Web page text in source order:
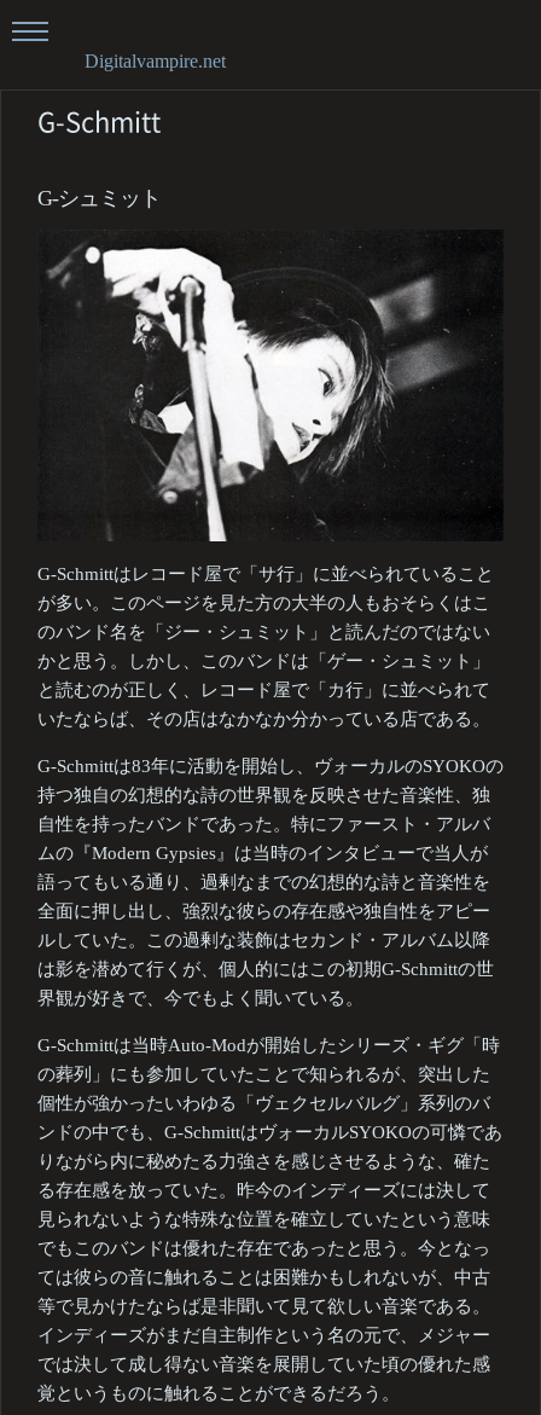
Digitalvampire.net
G-Schmitt
G-シュミット
G-Schmittはレコード屋で「サ行」に並べられていること
が多い。このページを見た方の大半の人もおそらくはこ
のバンド名を「ジー・シュミット」と読んだのではない
かと思う。しかし、このバンドは「ゲー・シュミット」
と読むのが正しく、レコード屋で「カ行」に並べられて
いたならば、その店はなかなか分かっている店である。
G-Schmittは83年に活動を開始し、ヴォーカルのSYOKOの
持つ独自の幻想的な詩の世界観を反映させた音楽性、独
自性を持ったバンドであった。特にファースト・アルバ
ムの『Modern Gypsies』は当時のインタビューで当人が
語ってもいる通り、過剰なまでの幻想的な詩と音楽性を
全面に押し出し、強烈な彼らの存在感や独自性をアピー
ルしていた。この過剰な装飾はセカンド・アルバム以降
は影を潜めて行くが、個人的にはこの初期G-Schmittの世
界観が好きで、今でもよく聞いている。
G-Schmittは当時Auto-Modが開始したシリーズ・ギグ「時
の葬列」にも参加していたことで知られるが、突出した
個性が強かったいわゆる「ヴェクセルバルグ」系列のバ
ンドの中でも、G-SchmittはヴォーカルSYOKOの可憐であ
りながら内に秘めたる力強さを感じさせるような、確た
る存在感を放っていた。昨今のインディーズには決して
見られないような特殊な位置を確立していたという意味
でもこのバンドは優れた存在であったと思う。今となっ
ては彼らの音に触れることは困難かもしれないが、中古
等で見かけたならば是非聞いて見て欲しい音楽である。
インディーズがまだ自主制作という名の元で、メジャー
では決して成し得ない音楽を展開していた頃の優れた感
覚というものに触れることができるだろう。